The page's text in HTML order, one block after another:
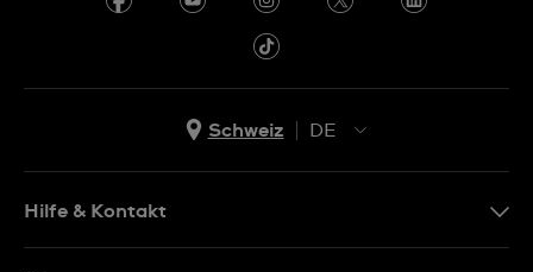
Schweiz
DE
IT
Hilfe & Kontakt